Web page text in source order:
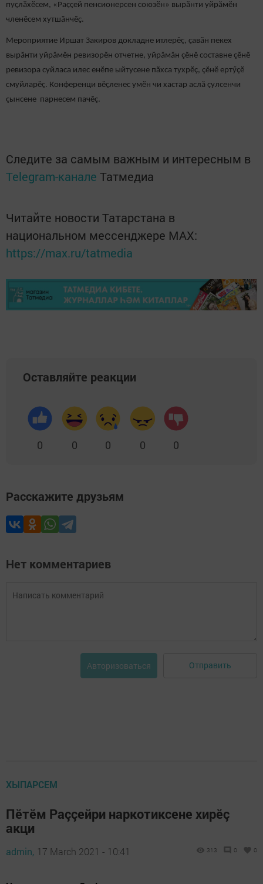
пуҫлӑхӗсем, «Раҫҫей пенсионерсен союзӗн» вырӑнти уйрӑмӗн
членӗсем хутшӑнчӗҫ.
Мероприятие Иршат Закиров докладне итлерӗç, ҫавӑн пекех
вырӑнти уйрăмӗн ревизорӗн отчетне, уйрăмăн çӗнӗ составне çӗнӗ
ревизора суйласа илес енӗпе ыйтусене пӑхса тухрӗç, çӗнӗ ертӳçӗ
смуйларӗç. Конференци вӗçленес умӗн чи хастар аслă çулсенчи
çынсене парнесем пачӗç.
Следите за самым важным и интересным в
Telegram-канале Татмедиа
Читайте новости Татарстана в
национальном мессенджере MАХ:
https://max.ru/tatmedia
Оставляйте реакции
0 0 0 0 0
Расскажите друзьям
Нет комментариев
Авторизоваться Отправить
ХЫПАРСЕМ
Пӗтӗм Раççейри наркотиксене хирӗç
акци
admin, 17 March 2021 - 10:41 313 0 0